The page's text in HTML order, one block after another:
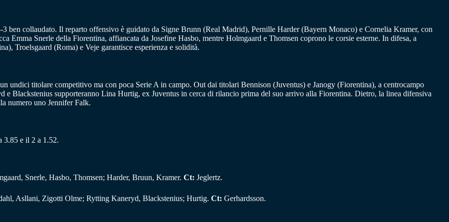
ben collaudato. Il reparto offensivo è guidato da Signe Brunn (Real Madrid), Pernille Harder (Bayern Monaco) e Cornelia Kramer, con
Emma Snerle della Fiorentina, affiancata da Josefine Hasbo, mentre Holmgaard e Thomsen coprono le corsie esterne. In difesa, a
Troelsgaard (Roma) e Veje garantisce esperienza e solidità.
undici titolare competitivo ma con poca Serie A in campo. Out dai titolari Bennison (Juventus) e Janogy (Fiorentina), a centrocampo
Blackstenius supporteranno Lina Hurtig, ex Juventus in cerca di rilancio prima del suo arrivo alla Fiorentina. Dietro, la linea difensiva
numero uno Jennifer Falk.
3.85 e il 2 a 1.52.
Snerle, Hasbo, Thomsen; Harder, Bruun, Kramer. Ct: Jeglertz.
Asllani, Zigotti Olme; Rytting Kaneryd, Blackstenius; Hurtig. Ct: Gerhardsson.